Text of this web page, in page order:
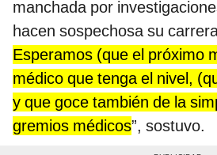
manchada por
hacen sospechosa su
Esperamos (que el próximo
médico que tenga el nivel,
y que goce también de la
gremios médicos”, sostuvo.